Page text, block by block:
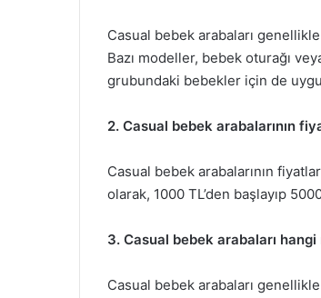
Casual bebek arabaları
Bazı modeller, bebek oturağı
grubundaki bebekler için de
2. Casual bebek arabalarının
Casual bebek arabalarının
olarak, 1000 TL’den başlayıp
3. Casual bebek arabaları
Casual bebek arabaları